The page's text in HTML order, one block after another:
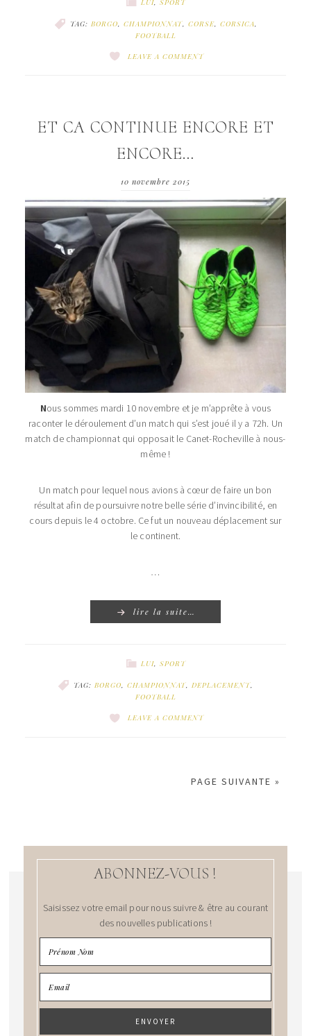
LUI, SPORT
TAG: BORGO CHAMPIONNAT, CORSE, CORSICA
FOOTBALL
LEAVE A COMMENT
ET CA CONTINUE ENCORE ET
ENCORE…
10 novembre 2015
Nous sommes mardi 10 novembre et je m’apprête à vous
raconter le déroulement d’un match qui s’est joué il y a 72h. Un
match de championnat qui opposait le Canet-Rocheville à nous-
même !
Un match pour lequel nous avions à cœur de faire un bon
résultat afin de poursuivre notre belle série d’invincibilité, en
cours depuis le 4 octobre. Ce fut un nouveau déplacement sur
le continent.
…
lire la suite…
LUI, SPORT
TAG: BORGO, CHAMPIONNAT, DEPLACEMENT,
FOOTBALL
LEAVE A COMMENT
PAGE SUIVANTE »
ABONNEZ-VOUS !
Saisissez votre email pour nous suivre & être au courant
des nouvelles publications !